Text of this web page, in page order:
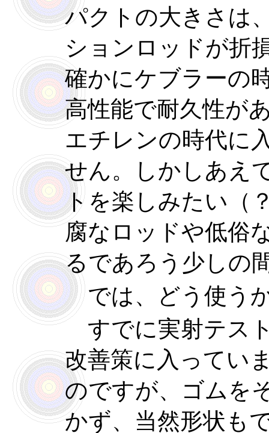
パクトの大きさは
ションロッドが折
確かにケブラーの
高性能で耐久性が
エチレンの時代に
せん。しかしあえ
トを楽しみたい（
腐なロッドや低俗
るであろう少しの
では、どう使う
すでに実射テス
改善策に入ってい
のですが、ゴムを
かず、当然形状も